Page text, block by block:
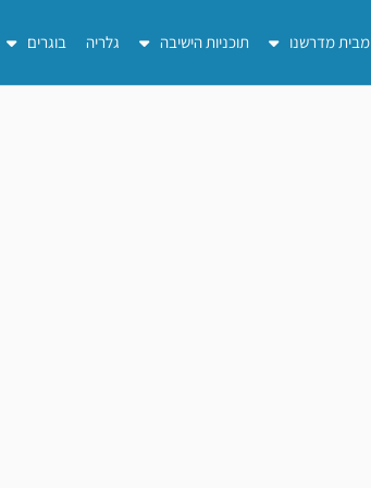
מבית מדרשנו תוכניות הישיבה גלריה בוגרים